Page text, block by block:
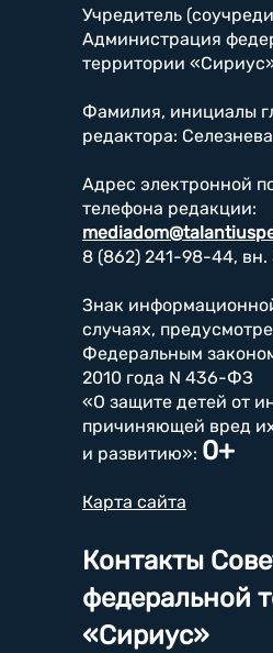
Учредитель
Администрация
территории
Фамилия, инициалы
редактора:
Адрес электронной
телефона редакции:
8 (862) 241-98-44,
Знак
случаях,
Федеральным
2010 года N 436-ФЗ
«О защите детей от
причиняющей вред
и развитию»: 0+
Карта сайта
Контакты
федеральной
«Сириус»